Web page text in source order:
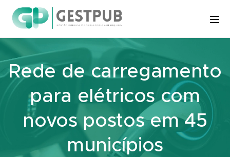
Rede de carregamento
para elétricos com
novos postos em 45
municípios